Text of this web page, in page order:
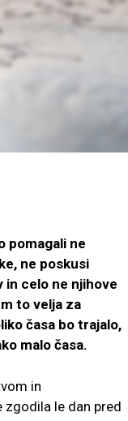
pomagali ne
ne poskusi
in celo ne njihove
to velja za
časa bo trajalo,
malo časa.
in
zgodila le dan pred